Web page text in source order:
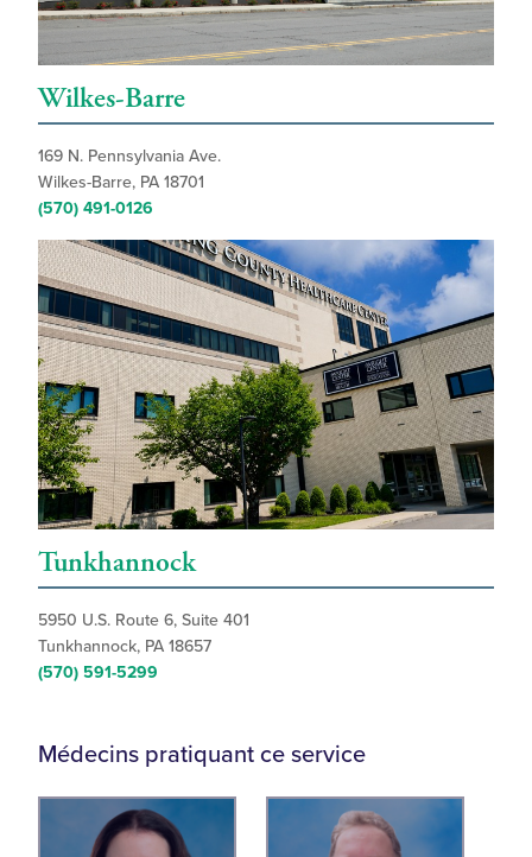
Wilkes-Barre
169 N. Pennsylvania Ave.
Wilkes-Barre, PA 18701
(570) 491-0126
Tunkhannock
5950 U.S. Route 6, Suite 401
Tunkhannock, PA 18657
(570) 591-5299
Médecins pratiquant ce service